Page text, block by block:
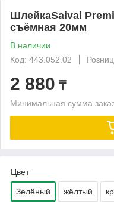
ШлейкаSaival
съёмная 20мм
В наличии
Код: 443.052.02
2 880 ₸
Минимальная сумма
Цвет
Зелёный жёлтый